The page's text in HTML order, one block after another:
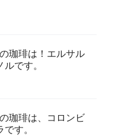
珈琲は！エルサル
です。
珈琲は、コロンビ
す。